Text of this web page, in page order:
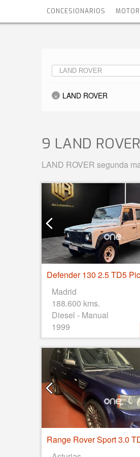
CONCESIONARIOS
LAND ROVER
9 LAND ROVER
LAND ROVER segunda
Madrid
188.600 kms.
Diesel - Manual
1999